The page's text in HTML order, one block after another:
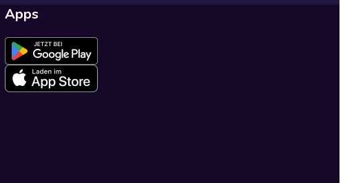
Apps